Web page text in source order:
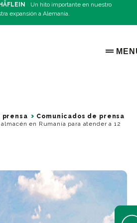
Un hito importante en nuestro
expansión a Alemania.
OPEN
prensa
Comunicados de prensa
en Rumanía para atender a 12